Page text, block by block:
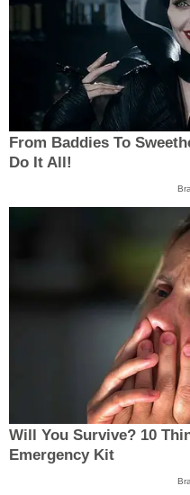
From Baddies To
Do It All!
Will You Survive? 10
Emergency Kit